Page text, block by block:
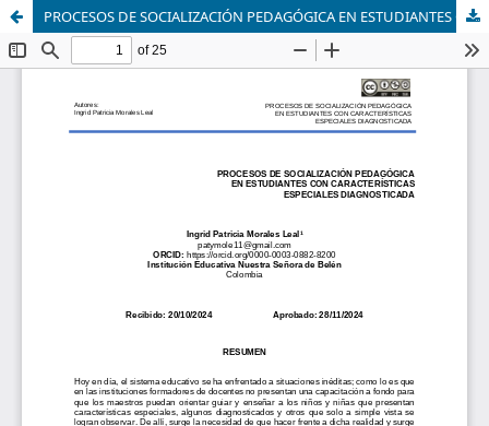
PROCESOS DE SOCIALIZACIÓN PEDAGÓGICA EN ESTUDIANTES CON CARACTERÍSTICAS ESPECIALES DIAGNOSTICADA